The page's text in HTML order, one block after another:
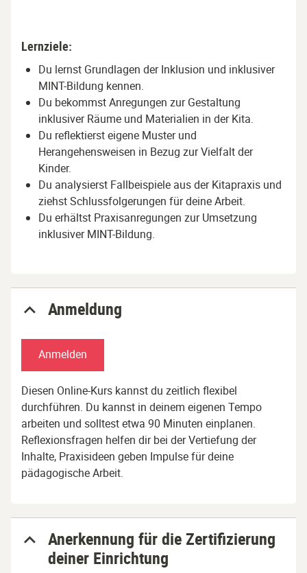
Lernziele:
Du lernst Grundlagen der Inklusion und inklusiver
MINT-Bildung kennen.
Du bekommst Anregungen zur Gestaltung
inklusiver Räume und Materialien in der Kita.
Du reflektierst eigene Muster und
Herangehensweisen in Bezug zur Vielfalt der
Kinder.
Du analysierst Fallbeispiele aus der Kitapraxis und
ziehst Schlussfolgerungen für deine Arbeit.
Du erhältst Praxisanregungen zur Umsetzung
inklusiver MINT-Bildung.
Anmeldung
Anmelden
Diesen Online-Kurs kannst du zeitlich flexibel
durchführen. Du kannst in deinem eigenen Tempo
arbeiten und solltest etwa 90 Minuten einplanen.
Reflexionsfragen helfen dir bei der Vertiefung der
Inhalte, Praxisideen geben Impulse für deine
pädagogische Arbeit.
Anerkennung für die Zertifizierung
deiner Einrichtung